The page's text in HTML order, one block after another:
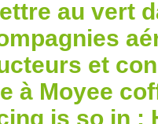
au vert
et
à Moyee
is so in :